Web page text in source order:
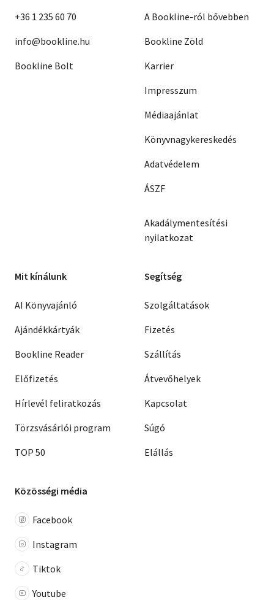
+36 1 235 60 70
info@bookline.hu
Bookline Bolt
A Bookline-ról bővebben
Bookline Zöld
Karrier
Impresszum
Médiaajánlat
Könyvnagykereskedés
Adatvédelem
ÁSZF
Akadálymentesítési
nyilatkozat
Mit kínálunk
AI Könyvajánló
Ajándékkártyák
Bookline Reader
Előfizetés
Hírlevél feliratkozás
Törzsvásárlói program
TOP 50
Segítség
Szolgáltatások
Fizetés
Szállítás
Átvevőhelyek
Kapcsolat
Súgó
Elállás
Közösségi média
Facebook
Instagram
Tiktok
Youtube